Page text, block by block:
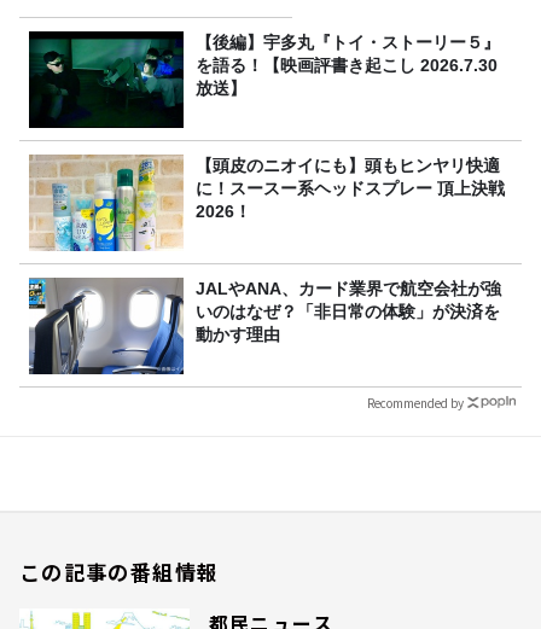
【後編】宇多丸『トイ・ストーリー５』
を語る！【映画評書き起こし 2026.7.30
放送】
【頭皮のニオイにも】頭もヒンヤリ快適
に！スースー系ヘッドスプレー 頂上決戦
2026！
JALやANA、カード業界で航空会社が強
いのはなぜ？「非日常の体験」が決済を
動かす理由
Recommended by
この記事の番組情報